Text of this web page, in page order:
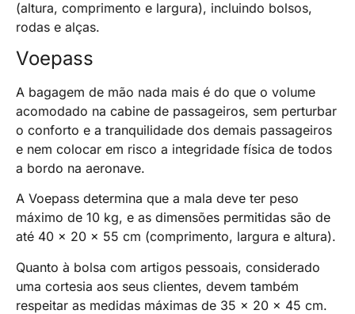
(altura, comprimento e largura), incluindo bolsos,
rodas e alças.
Voepass
A bagagem de mão nada mais é do que o volume
acomodado na cabine de passageiros, sem perturbar
o conforto e a tranquilidade dos demais passageiros
e nem colocar em risco a integridade física de todos
a bordo na aeronave.
A Voepass determina que a mala deve ter peso
máximo de 10 kg, e as dimensões permitidas são de
até 40 x 20 x 55 cm (comprimento, largura e altura).
Quanto à bolsa com artigos pessoais, considerado
uma cortesia aos seus clientes, devem também
respeitar as medidas máximas de 35 x 20 x 45 cm.